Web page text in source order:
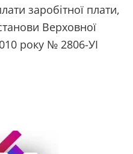
заробітної плати,
Верховної
року № 2806-УІ